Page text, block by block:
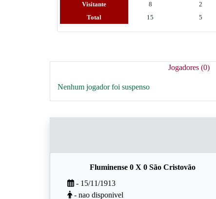
Visitante
8 2
Total
15 5
Jogadores (0)
Nenhum jogador foi suspenso
Fluminense 0 X 0 São Cristovão
- 15/11/1913
- nao disponivel